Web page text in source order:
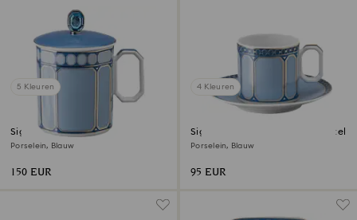
5 Kleuren
Signum mok met deksel
Porselein, Blauw
150 EUR
4 Kleuren
Signum espressokopje en schotel
Porselein, Blauw
95 EUR